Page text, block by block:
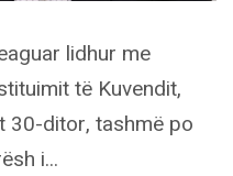
lidhur me
të Kuvendit,
30-ditor, tashmë po
i...